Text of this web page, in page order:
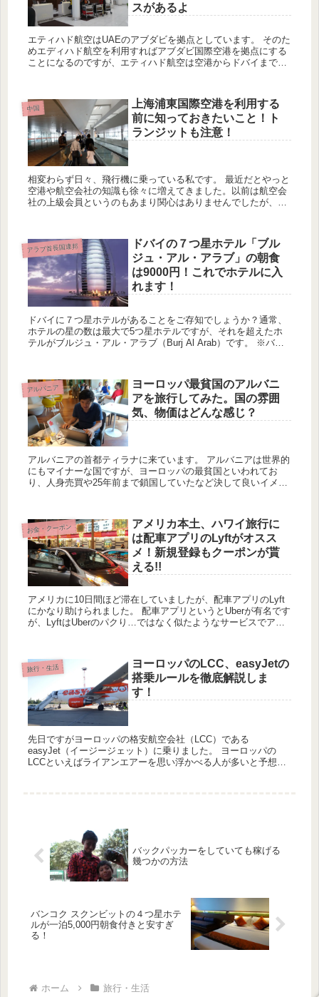
スがあるよ
エティハド航空はUAEのアブダビを拠点としています。 そのた
めエディハド航空を利用すればアブダビ国際空港を拠点にする
ことになるのですが、エティハド航空は空港からドバイまでシ
中国
上海浦東国際空港を利用する
前に知っておきたいこと！ト
ランジットも注意！
相変わらず日々、飛行機に乗っている私です。 最近だとやっと
空港や航空会社の知識も徐々に増えてきました。以前は航空会
社の上級会員というのもあまり関心はありませんでしたが、さ
アラブ首長国連邦
ドバイの７つ星ホテル「ブル
ジュ・アル・アラブ」の朝食
は9000円！これでホテルに入
れます！
ドバイに７つ星ホテルがあることをご存知でしょうか？通常、
ホテルの星の数は最大で5つ星ホテルですが、それを超えたホ
テルがブルジュ・アル・アラブ（Burj Al Arab）です。 ※バー
アルバニア
ヨーロッパ最貧国のアルバニ
アを旅行してみた。国の雰囲
気、物価はどんな感じ？
アルバニアの首都ティラナに来ています。 アルバニアは世界的
にもマイナーな国ですが、ヨーロッパの最貧国といわれてお
り、人身売買や25年前まで鎖国していたなど決して良いイメー
お金・クーポン
アメリカ本土、ハワイ旅行に
は配車アプリのLyftがオスス
メ！新規登録もクーポンが貰
える!!
アメリカに10日間ほど滞在していましたが、配車アプリのLyft
にかなり助けられました。 配車アプリというとUberが有名です
が、LyftはUberのパクり…ではなく似たようなサービスでアプ
旅行・生活
ヨーロッパのLCC、easyJetの
搭乗ルールを徹底解説しま
す！
先日ですがヨーロッパの格安航空会社（LCC）である
easyJet（イージージェット）に乗りました。 ヨーロッパの
LCCといえばライアンエアーを思い浮かべる人が多いと予想し
バックパッカーをしていても稼げる
幾つかの方法
バンコク スクンビットの４つ星ホテ
ルが一泊5,000円朝食付きと安すぎ
る！
ホーム 旅行・生活